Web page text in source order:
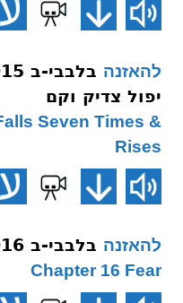
להאזנה
יפול צדיק וקם
Seven Times &
Rises
להאזנה בלבבי-ב 016 יראה
Chapter 16 Fear